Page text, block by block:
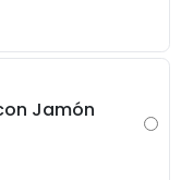
Jamón